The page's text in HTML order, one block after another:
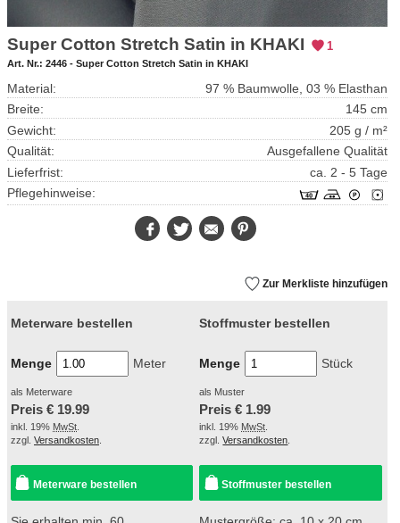
Super Cotton Stretch Satin in KHAKI 1
Art. Nr.: 2446 - Super Cotton Stretch Satin in KHAKI
Material:
97 % Baumwolle, 03 % Elasthan
Breite:
145 cm
Gewicht:
205 g / m²
Qualität:
Ausgefallene Qualität
Lieferfrist:
ca. 2 - 5 Tage
Pflegehinweise:
FacebookTwitter E-
Mail
Zur Merkliste hinzufügen
Meterware bestellen
Menge Meter
als Meterware
Preis € 19.99
inkl. 19% MwSt
zzgl. Versandkosten
Meterware bestellen
Stoffmuster bestellen
Menge Stück
als Muster
Preis € 1.99
inkl. 19% MwSt
zzgl.Versandkosten
Stoffmuster bestellen